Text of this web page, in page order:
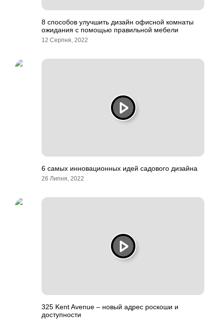
8 способов улучшить дизайн офисной комнаты
ожидания с помощью правильной мебели
12 Серпня, 2022
6 самых инновационных идей садового дизайна
26 Липня, 2022
325 Kent Avenue – новый адрес роскоши и
доступности